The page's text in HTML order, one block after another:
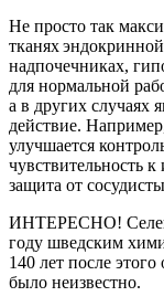
Не просто так
тканях
надпочечниках,
для нормальной
а в других случаях
действие.
улучшается
чувствительность
защита от
ИНТЕРЕСНО! Селен
году шведским
140 лет после
было неизвестно.